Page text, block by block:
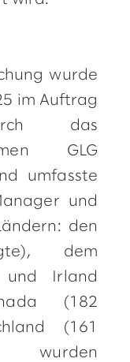
wurde
im Auftrag
das
GLG
umfasste
und
den
dem
und Irland
(182
(161
wurden